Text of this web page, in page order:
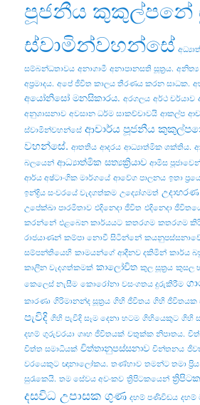
පූජනීය කුකුල්පනේ
ස්වාමින්වහන්සේ
සම්බන්ධතාවය අනාගාමී අනාපානසති සූත්‍රය.
අප්‍රමාදය. අපේ ජීවිත කාලය තීරණය කරන සාධක.
අයෝනිසෝ මනසිකාරය. අරගලය අර්ථ චර්යාව
අනුශාසනාව අවසාන ධර්ම සාකච්චාවයි ආකල්ප
ස්වාමින්වහන්සේ ආචාර්ය පූජනීය
වහන්සේ. ආතතිය ආදරය ආධ්‍යාත්මික ශක්තිය.
බලයෙන් ආධ්‍යාත්මික සත්‍යක්‍රියාව ආමිස
ආර්ය අෂ්ටාංගික මාර්ගයේ ආවේග පාලනය ඉතා
ඉන්ද්‍රිය සංවරයේ වැදගත්කම උද්‍යෝගමත් උදාහරණ
උපේක්ඛා පාරමිතාව එදිනෙදා ජීවිත එදිනෙදා
කරන්නේ එළබෙන කාර්යයට කතරගම කතරගම
රාජයාණන් කම්පා නොවී සිටින්නේ
සම්පන්තියෙහි කාමයන්ගේ ආදීනව දකිමින් කාර්ය
කාලීන වැදගත්කමක් කාලෝචිත කුල සූත්‍රය කුසල
කෙලෙස් නැසීම කොරෝනා වසංගතය දුරුකිරීම
කාරණා ගිරිමානන්ද සූත්‍රය ගිහි ජීවිතය ගිහි
පැවිදි ගිහි පැවිදි සෑම දෙනා හටම ගිහියෙකුට ගිහි
දහම් ගුරුවරයා ගෘහ ජීවිතයක් චතුක්ක නිපාතය.
චිත්ත සමාධියක් චිත්තානුපස්සනාව චින්තනය
වරයෙකුට ඥානාලෝකය. තණ්හාව තමන්ට තමා
සුරැකෙයි. තම සේවය අවංකව ත්‍රිපිටකයෙන්
දසවිධ උපාසක ගුණ දහම් පණිවිඩය දහම්